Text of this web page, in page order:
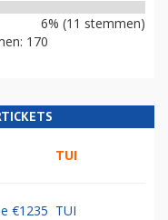
6% (11 stemmen)
170
TUI
€1235 TUI